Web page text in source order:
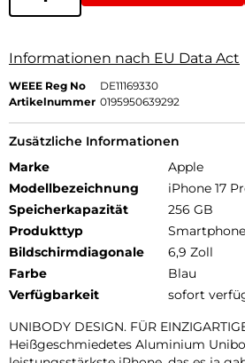
Informationen nach EU Data Act
WEEE Reg No
DE11169330
Artikelnummer 0195950639292
Zusätzliche Informationen
Marke
Apple
Modellbezeichnung
iPhone 17
Speicherkapazität
256 GB
Produkttyp
Bildschirmdiagonale
6,9 Zoll
Farbe
Blau
Verfügbarkeit
sofort
UNIBODY DESIGN. FÜR
Heißgeschmiedetes Aluminium